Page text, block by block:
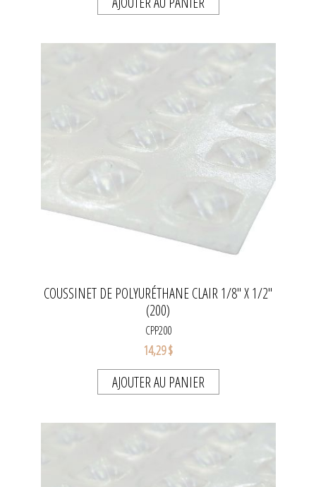
COUSSINET DE POLYURÉTHANE CLAIR 1/8" X 1/2"
(200)
CPP200
14,29 $
AJOUTER AU PANIER